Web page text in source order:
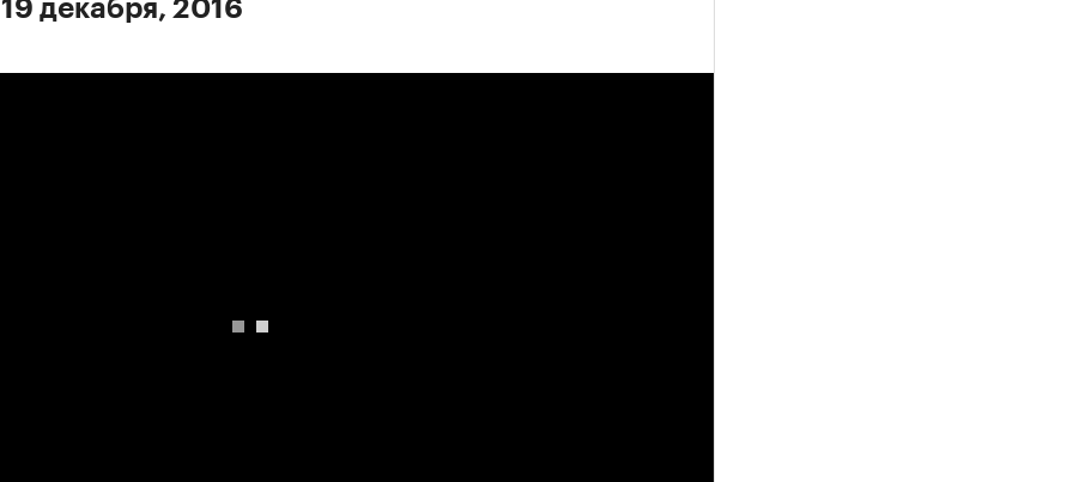
декабря, 2016